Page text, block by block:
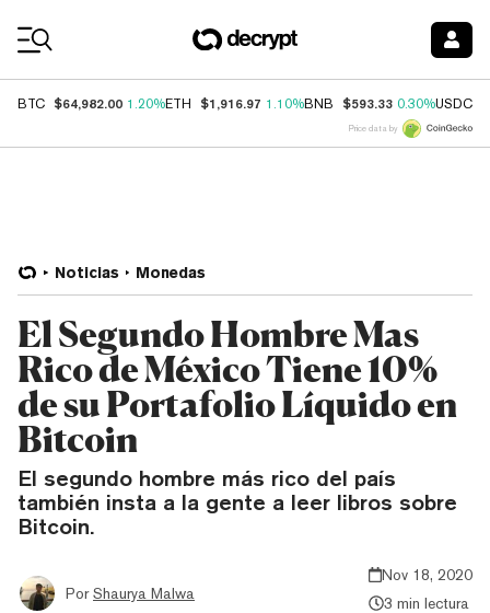
BTC $64,982.00 1.20%ETH $1,916.97 1.10%BNB $593.33 0.30%USDC
Price data by
Noticias Monedas
El Segundo Hombre Mas
Rico de México Tiene 10%
de su Portafolio Líquido en
Bitcoin
El segundo hombre más rico del país
también insta a la gente a leer libros sobre
Bitcoin.
Por Shaurya Malwa
Nov 18, 2020
3 min lectura